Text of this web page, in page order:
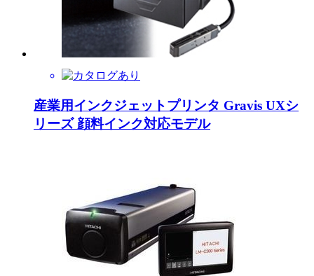
産業用インクジェットプリンタ Gravis UXシ
リーズ 顔料インク対応モデル